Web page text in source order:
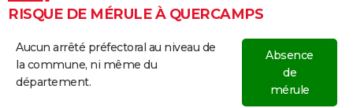
RISQUE DE MÉRULE À QUERCAMPS
Aucun arrêté préfectoral au niveau de
la commune, ni même du
département.
Absence
de
mérule